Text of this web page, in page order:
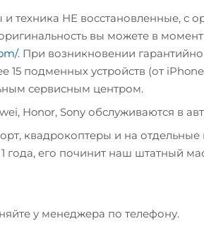
техника НЕ восстановленные, с
вы можете в
. При возникновении
15 подменных устройств (от
сервисным центром.
Honor, Sony обслуживаются в
квадрокоптеры и на
года, его починит наш штатный
у менеджера по телефону.